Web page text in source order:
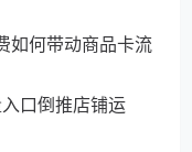
如何带动商品卡流
口倒推店铺运